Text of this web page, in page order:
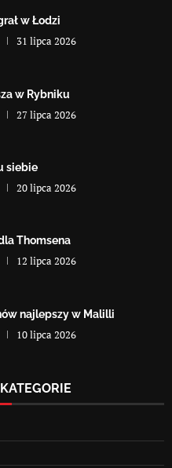
w Łodzi
31 lipca 2026
w Rybniku
27 lipca 2026
siebie
20 lipca 2026
Thomsena
12 lipca 2026
najlepszy w Malilli
10 lipca 2026